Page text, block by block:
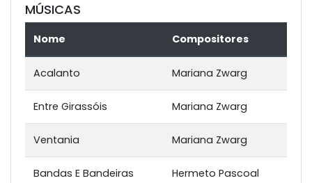
MÚSICAS
Nome Compositores
Acalanto Mariana Zwarg
Entre Girassóis Mariana Zwarg
Ventania Mariana Zwarg
Bandas E Bandeiras Hermeto Pascoal